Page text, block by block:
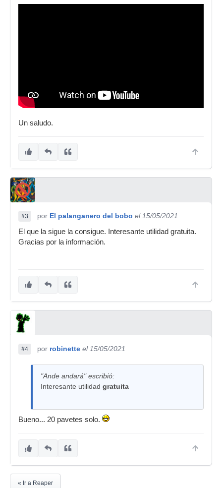
Un saludo.
#3 por El palanganero del bobo el 15/05/2021
El que la sigue la consigue. Interesante utilidad gratuita.
Gracias por la información.
#4 por robinette el 15/05/2021
"Ande andará" escribió:
Interesante utilidad gratuita
Bueno... 20 pavetes solo.
« Ir a Reaper